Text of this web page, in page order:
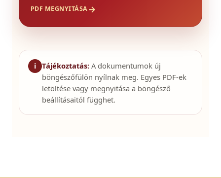
PDF MEGNYITÁSA→
i Tájékoztatás: A dokumentumok új
böngészőfülön nyílnak meg. Egyes PDF-ek
letöltése vagy megnyitása a böngésző
beállításaitól függhet.